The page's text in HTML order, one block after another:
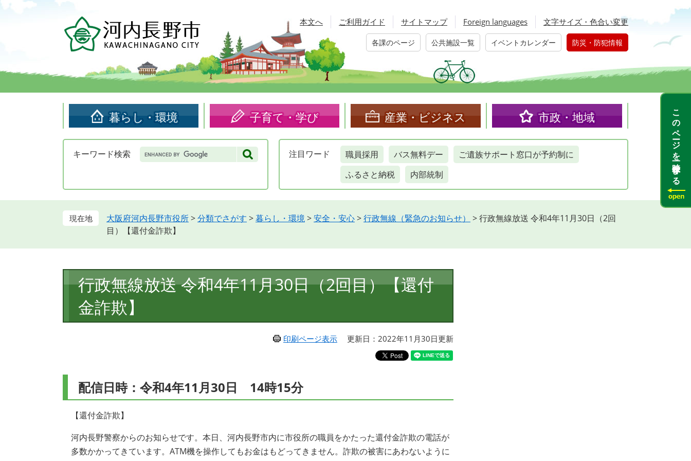
頭
す。
飛
し
本文へ ご利用ガイド サイトマップ Foreign languages 文字サイズ・色合い変更
各課のページ 公共施設一覧 イベントカレンダー 防災・防犯情報
暮らし・環境 子育て・学び 産業・ビジネス 市政・地域
キーワード検索 Google
カ
検
注目 ワード 職員採用 バス無料デー
ご遺族サポート窓口が予約制に
ふるさと納税
内部統制
大阪府河内長野市役所>分類でさがす >暮らし・環境>安全・安心>行政無線（緊急のお知らせ） >行政無線放送 令和4年11月30日（2回
目）【還付金詐欺】
文
行政無線放送 令和4年11月30日（2回目）【還付
金詐欺】
印刷ページ表示 更新日：2022年11月30日更新
配信日時：令和4年11月30日 14時15分
【還付金詐欺】
河内長野警察からのお知らせです。本日、河内長野市内に市役所の職員をかたった還付金詐欺の電話が
多数かかってきています。ATM機を操作してもお金はもどってきません。詐欺の被害にあわないように
このページを一時保存する